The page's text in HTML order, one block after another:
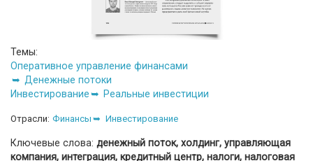
Темы:
Оперативное управление финансами
Денежные потоки
Инвестирование
Реальные инвестиции
Отрасли: Финансы Инвестирование
Ключевые слова: денежный поток, холдинг, управляющая
компания, интеграция, кредитный центр, налоги, налоговая